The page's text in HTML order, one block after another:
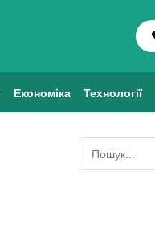
Економіка Технології